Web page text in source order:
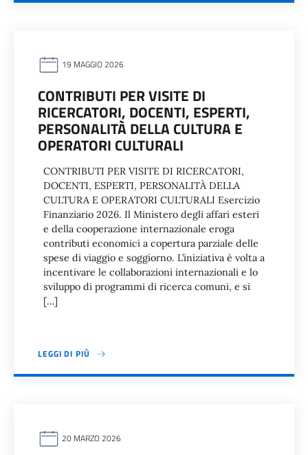
19 MAGGIO 2026
CONTRIBUTI PER VISITE DI
RICERCATORI, DOCENTI, ESPERTI,
PERSONALITÀ DELLA CULTURA E
OPERATORI CULTURALI
CONTRIBUTI PER VISITE DI RICERCATORI,
DOCENTI, ESPERTI, PERSONALITÀ DELLA
CULTURA E OPERATORI CULTURALI Esercizio
Finanziario 2026. Il Ministero degli affari esteri
e della cooperazione internazionale eroga
contributi economici a copertura parziale delle
spese di viaggio e soggiorno. L’iniziativa è volta a
incentivare le collaborazioni internazionali e lo
sviluppo di programmi di ricerca comuni, e si
[…]
LEGGI DI PIÙ
20 MARZO 2026